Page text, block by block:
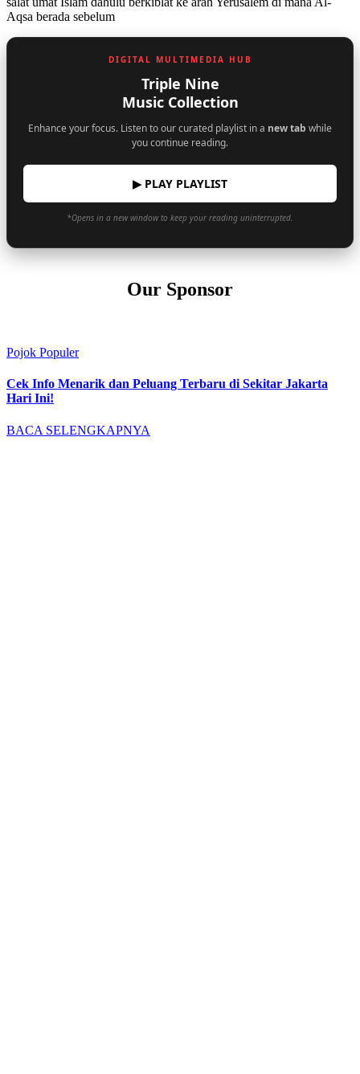
Aqsa berada sebelum
DIGITAL MULTIMEDIA HUB
Triple Nine
Music Collection
Enhance your focus. Listen to our curated playlist in a new tab while
you continue reading.
▶ PLAY PLAYLIST
*Opens in a new window to keep your reading uninterrupted.
Our Sponsor
Pojok Populer
Cek Info Menarik dan Peluang Terbaru di Sekitar Jakarta
Hari Ini!
BACA SELENGKAPNYA